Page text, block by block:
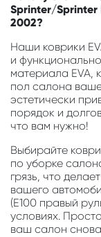
Sprinter/Sprinter
2002?
Наши коврики
и
материала EVA,
пол салона
эстетически
порядок и
что вам нужно!
Выбирайте
по уборке
грязь, что
вашего
(E100 правый
условиях.
ваш салон